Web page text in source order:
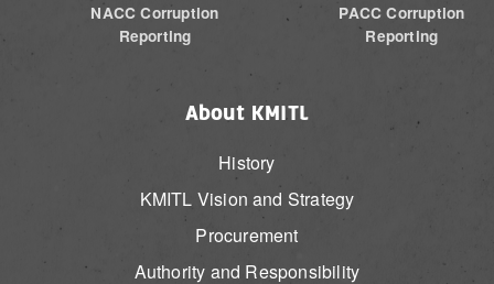
NACC Corruption
Reporting
PACC Corruption
Reporting
About KMITL
History
KMITL Vision and Strategy
Procurement
Authority and Responsibility